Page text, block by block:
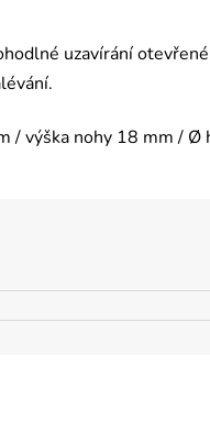
uzavírání
/ výška nohy 18 mm /